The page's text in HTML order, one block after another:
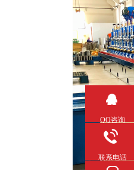
QQ咨询
联系电话